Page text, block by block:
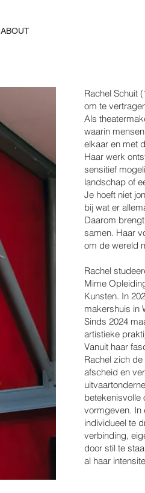
ABOUT
Rachel Schuit
om te
Als
waarin
elkaar en met
Haar werk
sensitief
landschap of
Je hoeft niet
bij wat er
Daarom
samen. Haar
om de wereld
Rachel
Mime
Kunsten. In
makershuis in
Sinds 2024
artistieke
Vanuit haar
Rachel zich
afscheid en
betekenisvolle
vormgeven. In
individueel te
verbinding,
door stil te
al haar